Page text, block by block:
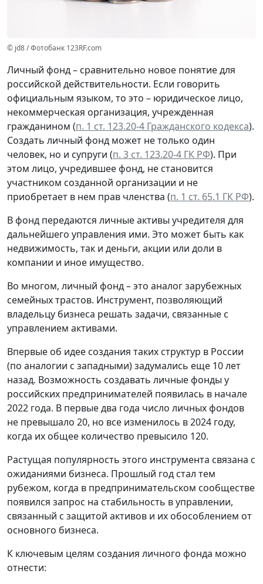
© jd8 / Фотобанк 123RF.com
Личный фонд – сравнительно новое понятие для
российской действительности. Если говорить
официальным языком, то это – юридическое лицо,
некоммерческая организация, учрежденная
гражданином (п. 1 ст. 123.20-4 Гражданского кодекса).
Создать личный фонд может не только один
человек, но и супруги (п. 3 ст. 123.20-4 ГК РФ). При
этом лицо, учредившее фонд, не становится
участником созданной организации и не
приобретает в нем прав членства (п. 1 ст. 65.1 ГК РФ).
В фонд передаются личные активы учредителя для
дальнейшего управления ими. Это может быть как
недвижимость, так и деньги, акции или доли в
компании и иное имущество.
Во многом, личный фонд – это аналог зарубежных
семейных трастов. Инструмент, позволяющий
владельцу бизнеса решать задачи, связанные с
управлением активами.
Впервые об идее создания таких структур в России
(по аналогии с западными) задумались еще 10 лет
назад. Возможность создавать личные фонды у
российских предпринимателей появилась в начале
2022 года. В первые два года число личных фондов
не превышало 20, но все изменилось в 2024 году,
когда их общее количество превысило 120.
Растущая популярность этого инструмента связана с
ожиданиями бизнеса. Прошлый год стал тем
рубежом, когда в предпринимательском сообществе
появился запрос на стабильность в управлении,
связанный с защитой активов и их обособлением от
основного бизнеса.
К ключевым целям создания личного фонда можно
отнести: